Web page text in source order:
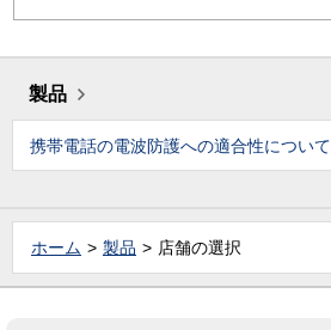
製品
携帯電話の電波防護への適合性について
ホーム 製品 店舗の選択